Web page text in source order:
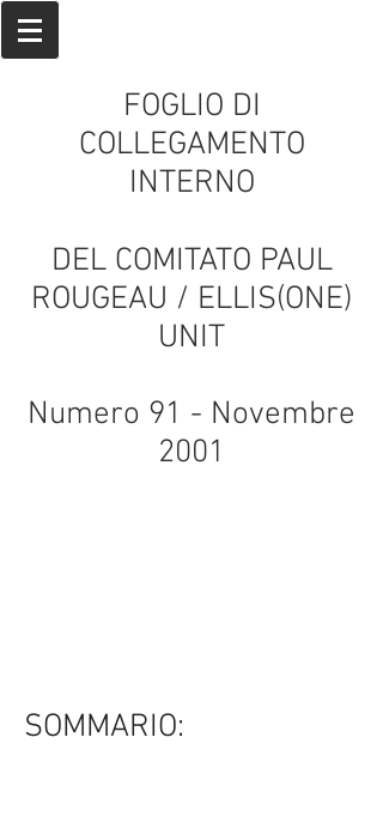
FOGLIO DI
COLLEGAMENTO
INTERNO
DEL COMITATO PAUL
ROUGEAU / ELLIS(ONE)
UNIT
Numero 91 - Novembre
2001
SOMMARIO: